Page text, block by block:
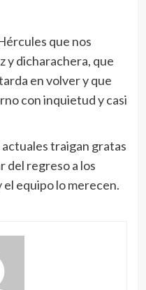
que nos
y dicharachera, que
en volver y que
con inquietud y casi
traigan gratas
del regreso a los
el equipo lo merecen.